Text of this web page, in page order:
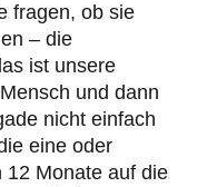
fragen, ob sie
– die
ist unsere
und dann
nicht einfach
eine oder
12 Monate auf die